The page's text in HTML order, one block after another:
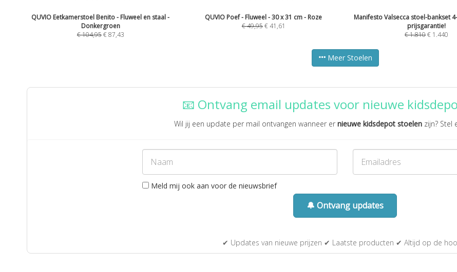
QUVIO Eetkamerstoel Benito - Fluweel en staal -
Donkergroen
€104,95€87,43
QUVIO Poef - Fluweel - 30 x 31 cm - Roze
€49,95€41,61
Manifesto Valsecca stoel-bankset
prijsgarantie!
€1.810€ 1.440
Meer Stoelen
📧 Ontvang email updates voor nieuwe
Wil jij een update per mail ontvangen wanneer er nieuwe kidsdepot stoelen zijn? Stel
Meld mij ook aan voor de nieuwsbrief
🔔 Ontvang updates
✔ Updates van nieuwe prijzen ✔ Laatste producten ✔ Altijd op de